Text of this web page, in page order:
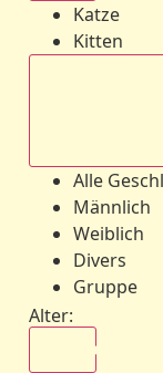
Katze
Kitten
Alle
Männlich
Weiblich
Divers
Gruppe
Alter: